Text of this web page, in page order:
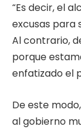
“Es decir, el
excusas para
Al contrario,
porque
enfatizado el
De este
al gobierno